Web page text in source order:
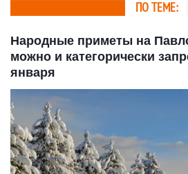
ПО ТЕМЕ:
Народные приметы на
можно и категорически
января